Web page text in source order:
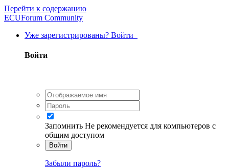
Перейти к содержанию
ECUForum Community
Уже зарегистрированы? Войти
Войти
Запомнить Не рекомендуется для компьютеров с
общим доступом
Войти
Забыли пароль?